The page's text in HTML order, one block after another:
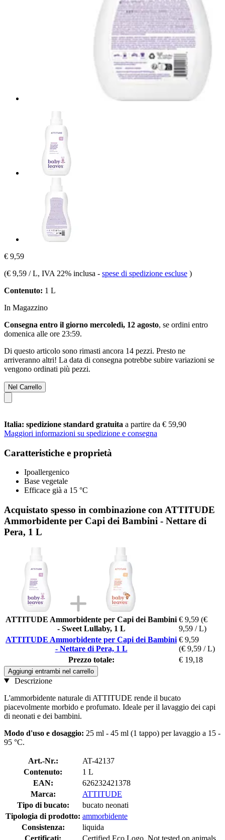
€ 9,59
(€ 9,59 / L, IVA 22% inclusa - spese di spedizione escluse )
Contenuto: 1 L
In Magazzino
Consegna entro il giorno mercoledì, 12 agosto, se ordini entro
domenica alle ore 23:59.
Di questo articolo sono rimasti ancora 14 pezzi. Presto ne
arriveranno altri! La data di consegna potrebbe subire variazioni se
vengono ordinati più pezzi.
Nel Carrello
Italia: spedizione standard gratuita a partire da € 59,90
Maggiori informazioni su spedizione e consegna
Caratteristiche e proprietà
Ipoallergenico
Base vegetale
Efficace già a 15 °C
Acquistato spesso in combinazione con ATTITUDE
Ammorbidente per Capi dei Bambini - Nettare di
Pera, 1 L
ATTITUDE Ammorbidente per Capi dei Bambini
- Sweet Lullaby, 1 L
€ 9,59 (€
9,59 / L)
ATTITUDE Ammorbidente per Capi dei Bambini
- Nettare di Pera, 1 L
€ 9,59
(€ 9,59 / L)
Prezzo totale:
€ 19,18
Aggiungi entrambi nel carrello
Descrizione
L'ammorbidente naturale di ATTITUDE rende il bucato
piacevolmente morbido e profumato. Ideale per il lavaggio dei capi
di neonati e dei bambini.
Modo d'uso e dosaggio: 25 ml - 45 ml (1 tappo) per lavaggio a 15 -
95 °C.
Art.-Nr.:
AT-42137
Contenuto:
1 L
EAN:
626232421378
Marca:
ATTITUDE
Tipo di bucato:
bucato neonati
Tipologia di prodotto: ammorbidente
Consistenza:
liquida
Certificati:
Certified Eco Logo, Not tested on animals